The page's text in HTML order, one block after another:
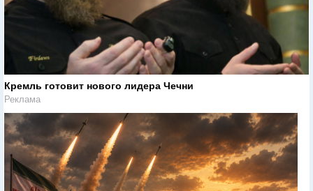
Кремль готовит нового лидера Чечни
Реклама